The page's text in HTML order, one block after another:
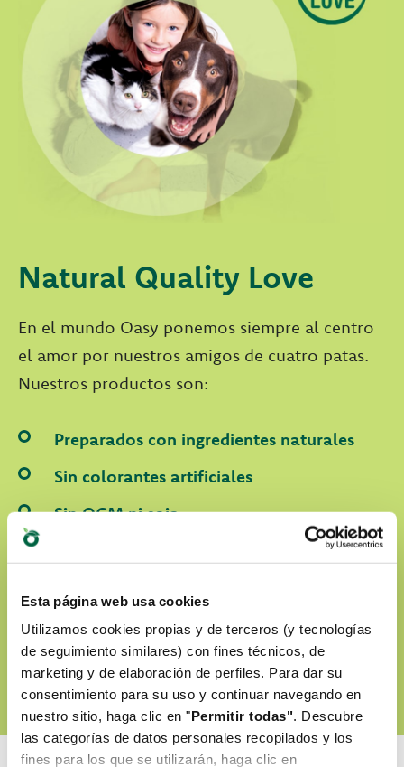
Esta página web usa cookies
Utilizamos cookies propias y de terceros (y tecnologías
de seguimiento similares) con fines técnicos, de
marketing y de elaboración de perfiles. Para dar su
consentimiento para su uso y continuar navegando en
nuestro sitio, haga clic en "Permitir todas". Descubre
las categorías de datos personales recopilados y los
fines para los que se utilizarán, haga clic en
Natural Quality Love
En el mundo Oasy ponemos siempre al centro
el amor por nuestros amigos de cuatro patas.
Nuestros productos son:
Preparados con ingredientes naturales
Sin colorantes artificiales
Sin OGM ni soja
DESCUBRE NUESTRO WORLD OF LOVE